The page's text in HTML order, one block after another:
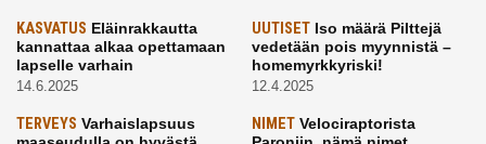
KASVATUS Eläinrakkautta
kannattaa alkaa opettamaan
lapselle varhain
14.6.2025
UUTISETIso määrä Pilttejä
vedetään pois myynnistä –
homemyrkkyriski!
12.4.2025
TERVEYS Varhaislapsuus
NIMETVelociraptorista